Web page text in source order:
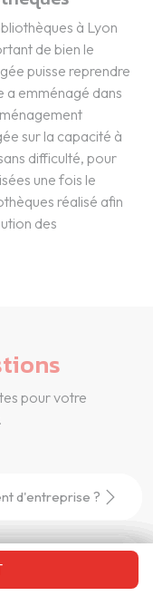
à Lyon
de bien le
puisse reprendre
a emménagé dans
sur la capacité à
difficulté, pour
une fois le
réalisé afin
des
pour votre
d'entreprise ?